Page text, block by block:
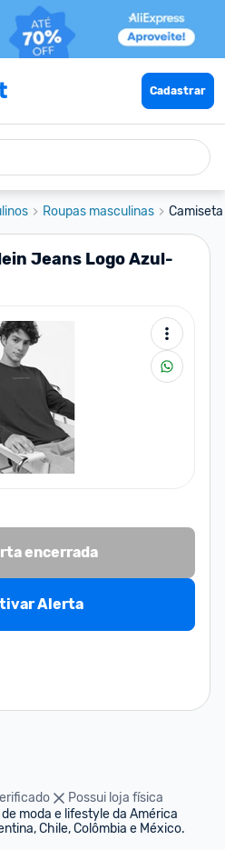
Cadastrar
Roupas masculinas
Jeans Logo Azul-
encerrada
Alerta
Possui loja física
moda e lifestyle da América
Chile, Colômbia e México.